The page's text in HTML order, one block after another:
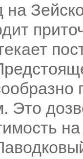
на
Это